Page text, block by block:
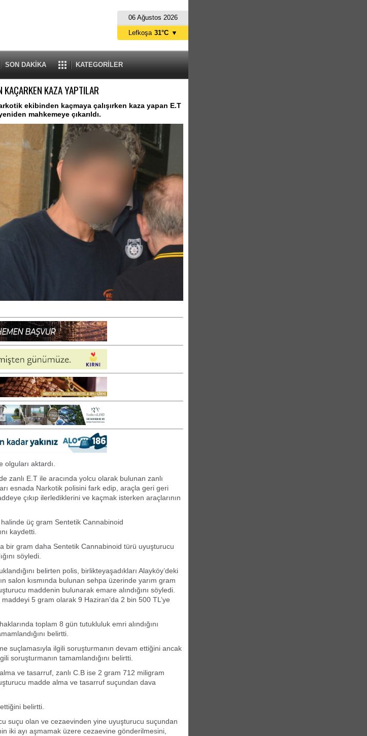
06 Ağustos 2026
SON DAKİKA KATEGORİLER
Lefkoşa 31°C ▼
İstanbul 28°C
KAÇARKEN KAZA YAPTILAR
ekibinden kaçmaya çalışırken kaza yapan E.T
mahkemeye çıkarıldı.
olguları aktardı.
zanlı E.T ile aracında yolcu olarak bulunan zanlı
esnada Narkotik polisini fark edip, araçla geri geri
çıkıp ilerlediklerini ve kaçmak isterken araçlarının
halinde üç gram Sentetik Cannabinoid
kaydetti.
bir gram daha Sentetik Cannabinoid türü uyuşturucu
söyledi.
belirten polis, birlikteyaşadıkları Alayköy’deki
salon kısmında bulunan sehpa üzerinde yarım gram
maddenin bulunarak emare alındığını söyledi.
5 gram olarak 9 Haziran’da 2 bin 500 TL’ye
toplam 8 gün tutukluluk emri alındığını
belirtti.
suçlamasıyla ilgili soruşturmanın devam ettiğini ancak
soruşturmanın tamamlandığını belirtti.
ve tasarruf, zanlı C.B ise 2 gram 712 miligram
madde alma ve tasarruf suçundan dava
belirtti.
suçu olan ve cezaevinden yine uyuşturucu suçundan
iki ayı aşmamak üzere cezaevine gönderilmesini,